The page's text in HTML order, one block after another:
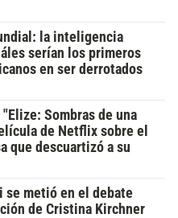
la inteligencia
serían los primeros
en ser derrotados
Sombras de una
de Netflix sobre el
que descuartizó a su
se metió en el debate
de Cristina Kirchner